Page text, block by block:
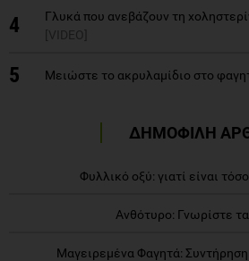
4
Γλυκά που ανεβάζουν τη
[VIDEO]
5 Μειώστε το ακρυλαμίδιο στο
ΔΗΜΟΦΙΛΗ
Φυλλικό οξύ: γιατί είναι
Ανθότυρο: Γνωρίστε
Μαγειρεμένα Φαγητά: